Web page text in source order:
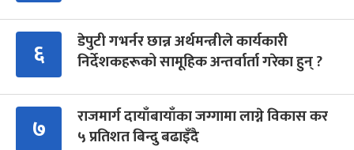
६
डेपुटी गभर्नर छान्न अर्थमन्त्रीले कार्यकारी
निर्देशकहरूको सामूहिक अन्तर्वार्ता गरेका हुन् ?
७
राजमार्ग दायाँबायाँका जग्गामा लाग्ने विकास कर
५ प्रतिशत बिन्दु बढाइँदै